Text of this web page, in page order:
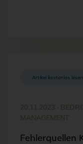
Artikel kostenlos lesen
Fehlerquellen